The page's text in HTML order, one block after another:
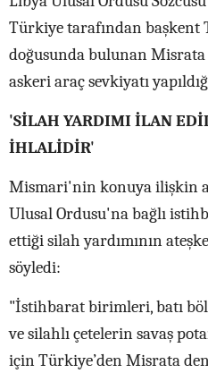
Türkiye tarafından
doğusunda bulunan
askeri araç sevkiyatı
'SİLAH YARDIMI İLAN
İHLALİDİR'
Mismari'nin konuya ilişkin
Ulusal Ordusu'na bağlı
ettiği silah yardımının
söyledi:
"İstihbarat birimleri, batı
ve silahlı çetelerin savaş
için Türkiye’den Misrata